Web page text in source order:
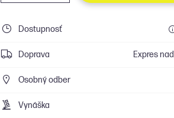
Dostupnosť
Doprava Expres
Osobný odber
Vynáška